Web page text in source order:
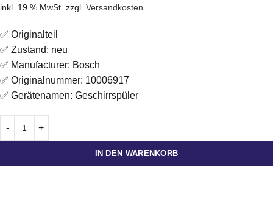
inkl. 19 % MwSt. zzgl. Versandkosten
✅ Originalteil
✅ Zustand: neu
✅ Manufacturer: Bosch
✅ Originalnummer: 10006917
✅ Gerätenamen: Geschirrspüler
IN DEN WARENKORB